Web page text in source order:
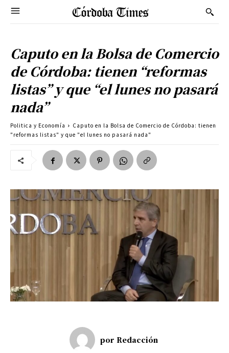
Caputo en la Bolsa de Comercio
de Córdoba: tienen “reformas
listas” y que “el lunes no pasará
nada”
Politica y Economía
Caputo en la Bolsa de Comercio de Córdoba: tienen
"reformas listas" y que "el lunes no pasará nada"
por Redacción